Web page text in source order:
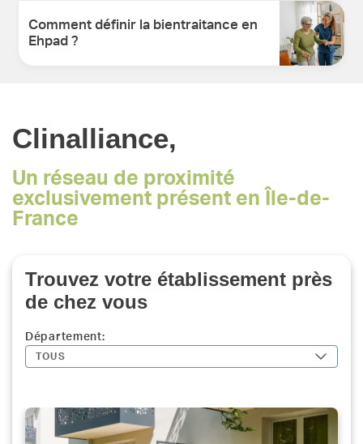
Comment définir la bientraitance en
Ehpad ?
Clinalliance,
Un réseau de proximité
exclusivement présent en Île-de-
France
Trouvez votre établissement près
de chez vous
Département:
TOUS